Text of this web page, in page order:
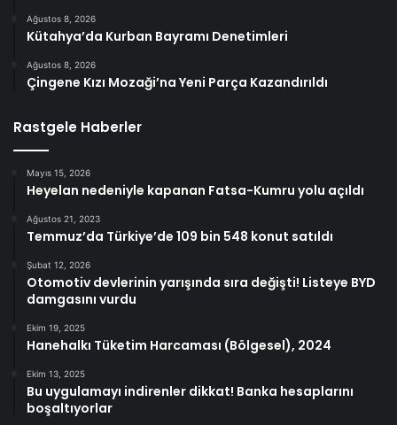
Ağustos 8, 2026
Kütahya’da Kurban Bayramı Denetimleri
Ağustos 8, 2026
Çingene Kızı Mozaği’na Yeni Parça Kazandırıldı
Rastgele Haberler
Mayıs 15, 2026
Heyelan nedeniyle kapanan Fatsa-Kumru yolu açıldı
Ağustos 21, 2023
Temmuz’da Türkiye’de 109 bin 548 konut satıldı
Şubat 12, 2026
Otomotiv devlerinin yarışında sıra değişti! Listeye BYD
damgasını vurdu
Ekim 19, 2025
Hanehalkı Tüketim Harcaması (Bölgesel), 2024
Ekim 13, 2025
Bu uygulamayı indirenler dikkat! Banka hesaplarını
boşaltıyorlar